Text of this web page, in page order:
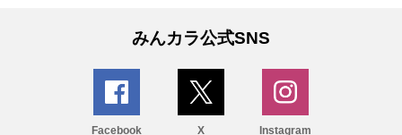
みんカラ公式SNS
Facebook X Instagram